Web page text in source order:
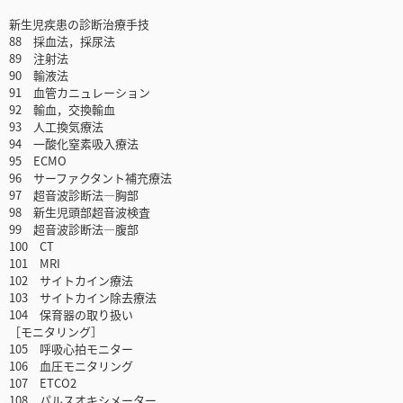
新生児疾患の診断治療手技
88 採血法，採尿法
89 注射法
90 輸液法
91 血管カニュレーション
92 輸血，交換輸血
93 人工換気療法
94 一酸化窒素吸入療法
95 ECMO
96 サーファクタント補充療法
97 超音波診断法―胸部
98 新生児頭部超音波検査
99 超音波診断法―腹部
100 CT
101 MRI
102 サイトカイン療法
103 サイトカイン除去療法
104 保育器の取り扱い
［モニタリング］
105 呼吸心拍モニター
106 血圧モニタリング
107 ETCO2